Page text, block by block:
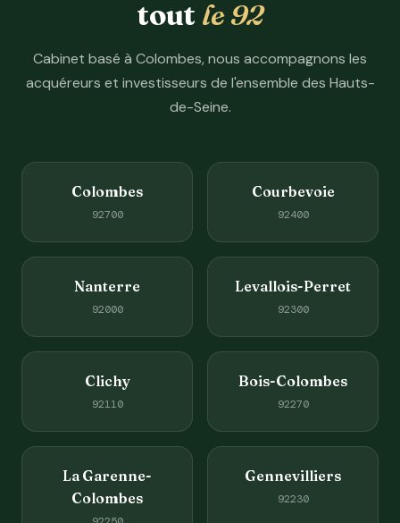
tout le 92
Cabinet basé à Colombes, nous accompagnons les
acquéreurs et investisseurs de l'ensemble des Hauts-
de-Seine.
Colombes
92700
Courbevoie
92400
Nanterre
92000
Levallois-Perret
92300
Clichy
92110
Bois-Colombes
92270
La Garenne-
Colombes
Gennevilliers
92230